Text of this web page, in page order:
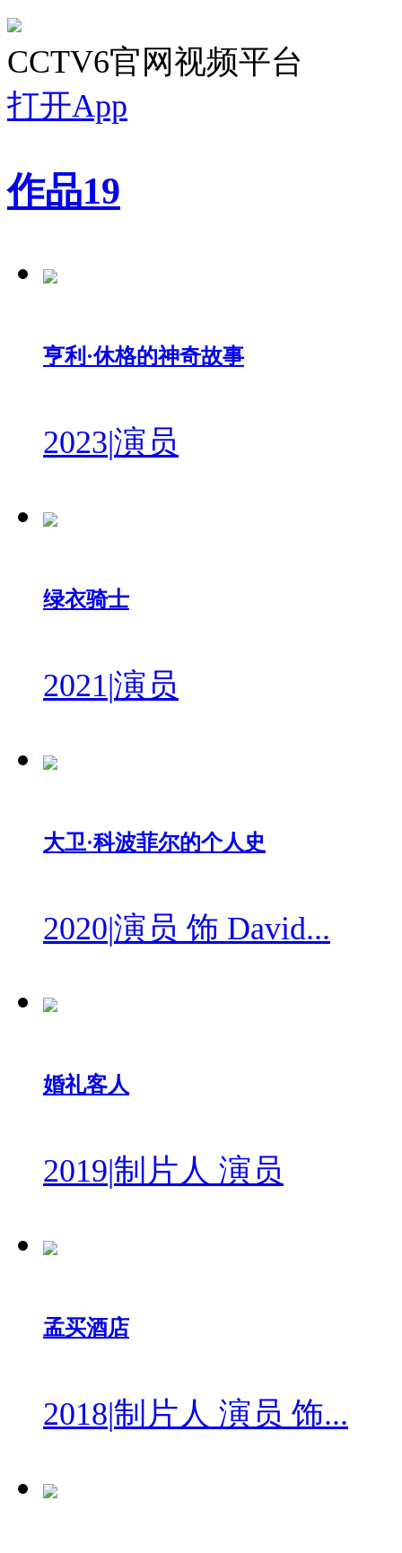
CCTV6官网视频平台
打开App
作品19
亨利·休格的神奇故事
2023|演员
绿衣骑士
2021|演员
大卫·科波菲尔的个人史
2020|演员 饰 David...
婚礼客人
2019|制片人 演员
孟买酒店
2018|制片人 演员 饰...